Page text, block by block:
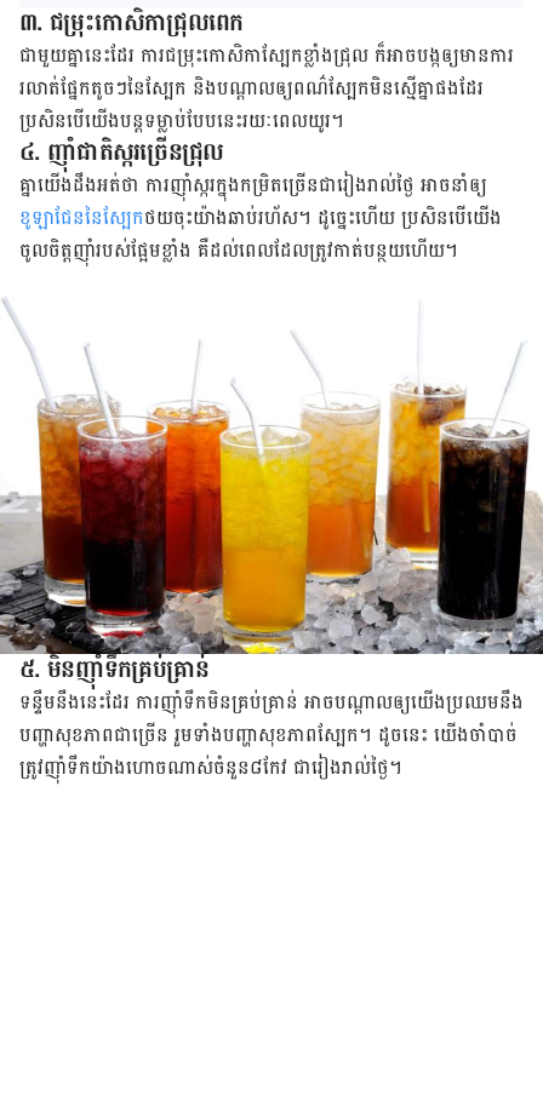
៣. ជម្រុះ​កោសិកា​ជ្រុល​ពេក
ជាមួយ​គ្នា​នេះ​ដែរ ការ​ជម្រុះ​កោសិកា​ស្បែក​ខ្លាំង​ជ្រុល​ ក៏​អាច​បង្ក​ឲ្យ​​មាន​ការ​
រលាត់​​ផ្នែក​តូច​ៗ​នៃ​ស្បែក​ និង​បណ្តាល​ឲ្យ​ពណ៌​ស្បែក​មិន​ស្មើ​គ្នា​ផង​ដែរ​
ប្រសិនបើ​យើង​បន្ត​ទម្លាប់​​បែប​នេះ​រយៈពេល​យូរ។
៤. ញ៉ាំ​ជាតិ​ស្ករ​ច្រើន​ជ្រុល
គ្នា​យើង​ដឹង​អត់​ថា​ ការ​ញ៉ាំ​ស្ករ​ក្នុង​កម្រិត​ច្រើន​​ជា​រៀង​រាល់​ថ្ងៃ អាច​​នាំ​ឲ្យ​
ខូឡាជែន​នៃ​ស្បែក​ថយ​ចុះ​យ៉ាង​ឆាប់​រហ័ស។ ដូច្នេះ​ហើយ ប្រសិនបើ​យើង​
ចូលចិត្ត​ញ៉ាំ​របស់​ផ្អែម​ខ្លាំង គឺ​ដល់​ពេល​ដែល​ត្រូវ​កាត់បន្ថយ​ហើយ។
៥. មិន​ញ៉ាំ​ទឹក​គ្រប់គ្រាន់
ទន្ទឹម​នឹង​នេះ​ដែរ ការ​ញ៉ាំ​ទឹក​មិន​គ្រប់គ្រាន់​ អាច​បណ្តាល​ឲ្យ​​យើង​ប្រឈម​នឹង​​
បញ្ហា​សុខភាព​ជា​ច្រើន​ រួម​ទាំង​​បញ្ហា​សុខភាព​ស្បែក។ ដូច​នេះ យើង​ចាំបាច់​
ត្រូវ​ញ៉ាំ​ទឹក​យ៉ាង​ហោច​ណាស់​ចំនួន​៨​កែវ ជា​រៀង​រាល់​ថ្ងៃ។